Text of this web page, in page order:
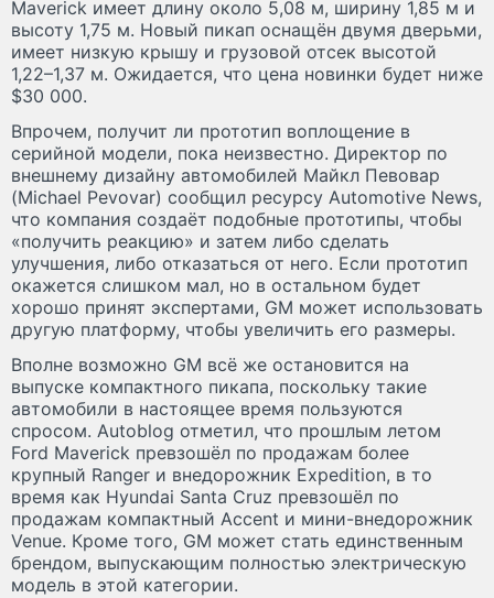
Maverick имеет длину около 5,08 м, ширину 1,85 м и
высоту 1,75 м. Новый пикап оснащён двумя дверьми,
имеет низкую крышу и грузовой отсек высотой
1,22–1,37 м. Ожидается, что цена новинки будет ниже
$30 000.
Впрочем, получит ли прототип воплощение в
серийной модели, пока неизвестно. Директор по
внешнему дизайну автомобилей Майкл Певовар
(Michael Pevovar) сообщил ресурсу Automotive News,
что компания создаёт подобные прототипы, чтобы
«получить реакцию» и затем либо сделать
улучшения, либо отказаться от него. Если прототип
окажется слишком мал, но в остальном будет
хорошо принят экспертами, GM может использовать
другую платформу, чтобы увеличить его размеры.
Вполне возможно GM всё же остановится на
выпуске компактного пикапа, поскольку такие
автомобили в настоящее время пользуются
спросом. Autoblog отметил, что прошлым летом
Ford Maverick превзошёл по продажам более
крупный Ranger и внедорожник Expedition, в то
время как Hyundai Santa Cruz превзошёл по
продажам компактный Accent и мини-внедорожник
Venue. Кроме того, GM может стать единственным
брендом, выпускающим полностью электрическую
модель в этой категории.